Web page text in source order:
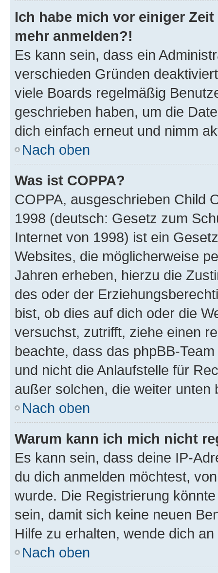
Ich habe mich vor einiger
mehr anmelden?!
Es kann sein, dass ein
verschieden Gründen
viele Boards regelmäßig
geschrieben haben, um die
dich einfach erneut und nimm
Nach oben
Was ist COPPA?
COPPA, ausgeschrieben Child
1998 (deutsch: Gesetz zum
Internet von 1998) ist ein
Websites, die möglicherweise
Jahren erheben, hierzu die
des oder der
bist, ob dies auf dich oder die
versuchst, zutrifft, ziehe einen
beachte, dass das phpBB-
und nicht die Anlaufstelle für
außer solchen, die weiter unten
Nach oben
Warum kann ich mich nicht
Es kann sein, dass deine IP-
du dich anmelden möchtest,
wurde. Die Registrierung
sein, damit sich keine neuen
Hilfe zu erhalten, wende dich
Nach oben